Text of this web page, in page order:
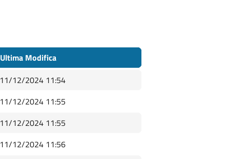
Ultima Modifica
11/12/2024 11:54
11/12/2024 11:55
11/12/2024 11:55
11/12/2024 11:56